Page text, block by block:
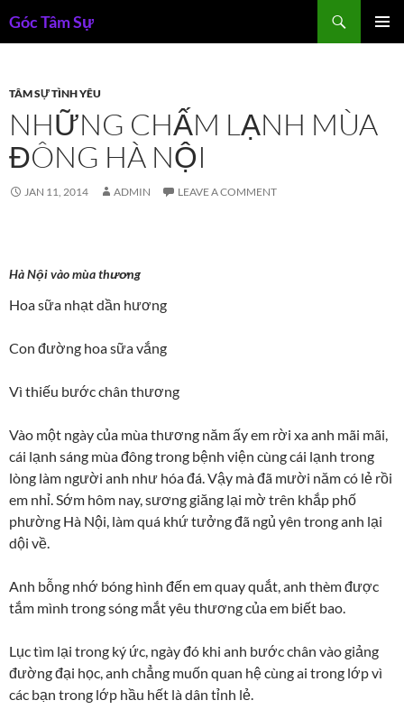
toGóc Tâm Sự
TÂM SỰ TÌNH YÊU
NHỮNG CHẤM LẠNH MÙA
ĐÔNG HÀ NỘI
JAN 11, 2014 ADMIN LEAVE A COMMENT
Hà Nội vào mùa thương
Hoa sữa nhạt dần hương
Con đường hoa sữa vắng
Vì thiếu bước chân thương
Vào một ngày của mùa thương năm ấy em rời xa anh mãi mãi,
cái lạnh sáng mùa đông trong bệnh viện cùng cái lạnh trong
lòng làm người anh như hóa đá. Vậy mà đã mười năm có lẻ rồi
em nhỉ. Sớm hôm nay, sương giăng lại mờ trên khắp phố
phường Hà Nội, làm quá khứ tưởng đã ngủ yên trong anh lại
dội về.
Anh bỗng nhớ bóng hình đến em quay quắt, anh thèm được
tắm mình trong sóng mắt yêu thương của em biết bao.
Lục tìm lại trong ký ức, ngày đó khi anh bước chân vào giảng
đường đại học, anh chẳng muốn quan hệ cùng ai trong lớp vì
các bạn trong lớp hầu hết là dân tỉnh lẻ.